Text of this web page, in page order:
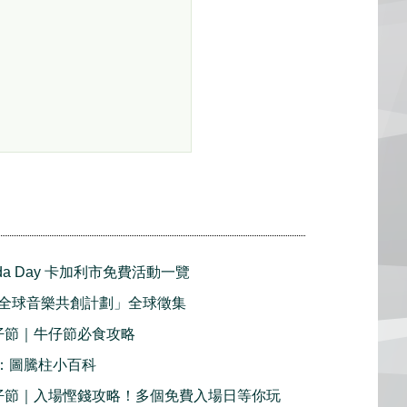
Day 卡加利市免費活動一覽
球音樂共創計劃」全球徵集
｜牛仔節必食攻略
圖騰柱小百科
｜入場慳錢攻略！多個免費入場日等你玩